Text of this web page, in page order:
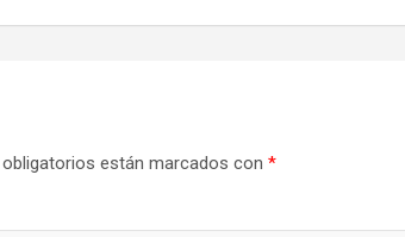
están marcados con *